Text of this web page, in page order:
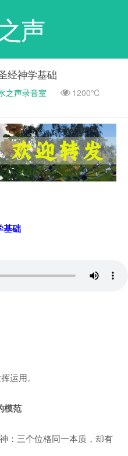
声
经神学基础
之声录音室
1200℃
基础
运用。
模范
：三个位格同一本质，却有